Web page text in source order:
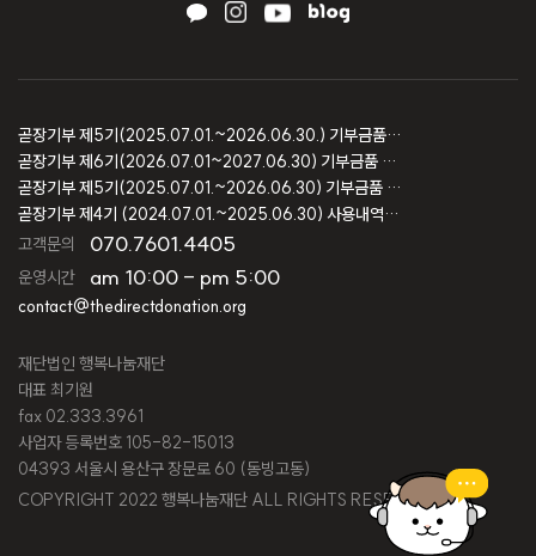
고객문의 070.7601.4405
운영시간 am 10:00 - pm 5:00
contact@thedirectdonation.org
재단법인 행복나눔재단
대표 최기원
fax 02.333.3961
사업자 등록번호 105-82-15013
04393 서울시 용산구 장문로 60 (동빙고동)
COPYRIGHT 2022 행복나눔재단 ALL RIGHTS RESERVED.
곧장기부 제5기(2025.07.01.~2026.06.30.) 기부금품 모집결과 보고
곧장기부 제6기(2026.07.01~2027.06.30) 기부금품 모집등록 보고
곧장기부 제5기(2025.07.01.~2026.06.30) 기부금품 모집등록 보고
곧장기부 제4기 (2024.07.01.~2025.06.30) 사용내역 및 회계감사 보고